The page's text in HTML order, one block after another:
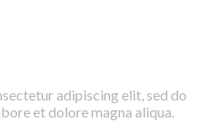
adipiscing elit, sed do
et dolore magna aliqua.